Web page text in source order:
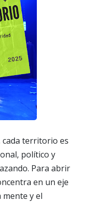
cada territorio es
político y
Para abrir
en un eje
mente y el